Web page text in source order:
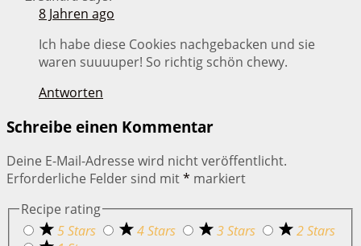
8 Jahren ago
Ich habe diese Cookies nachgebacken und sie
waren suuuuper! So richtig schön chewy.
Antworten
Schreibe einen Kommentar
Deine E-Mail-Adresse wird nicht veröffentlicht.
Erforderliche Felder sind mit* markiert
Recipe rating
5 Stars
4 Stars 3 Stars
2 Stars